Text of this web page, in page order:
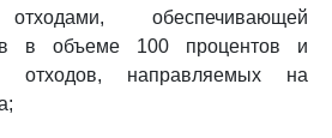
обеспечивающей
в объеме 100 процентов и
отходов, направляемых на